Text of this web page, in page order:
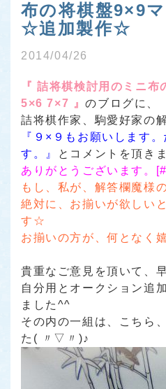
布の将棋盤9×9
☆追加製作☆
2014/04/26
『 詰将棋検討用のミ
5×6 7×7 』のブログに、
詰将棋作家、駒愛好家の
『９×９もお願いします
す。』
とコメントを頂き
ありがとうございます。
もし、私が、解答欄魔様
絶対に、お揃いが欲しい
す☆
お揃いの方が、何となく
貴重なご意見を頂いて、
自分用とオークション追
ました^^
その内の一組は、こちら
た( 〃▽〃)♪